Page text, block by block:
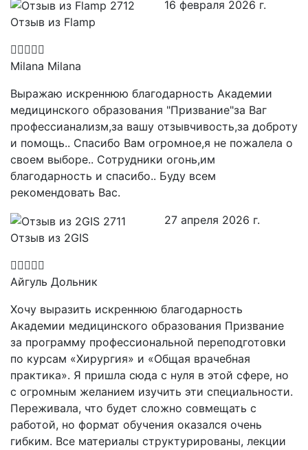
Отзыв из Flamp
16 февраля 2026 г.
Milana Milana
Выражаю искреннюю благодарность Академии
медицинского образования "Призвание"за Ваг
профессианализм,за вашу отзывчивость,за доброту
и помощь.. Спасибо Вам огромное,я не пожалела о
своем выборе.. Сотрудники огонь,им
благодарность и спасибо.. Буду всем
рекомендовать Вас.
Отзыв из 2GIS
27 апреля 2026 г.
Айгуль Дольник
Хочу выразить искреннюю благодарность
Академии медицинского образования Призвание
за программу профессиональной переподготовки
по курсам «Хирургия» и «Общая врачебная
практика». Я пришла сюда с нуля в этой сфере, но
с огромным желанием изучить эти специальности.
Переживала, что будет сложно совмещать с
работой, но формат обучения оказался очень
гибким. Все материалы структурированы, лекции